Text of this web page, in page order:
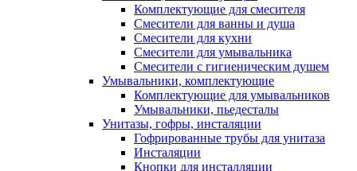
Комплектующие для смесителя
Смесители для ванны и душа
Смесители для кухни
Смесители для умывальника
Смесители с гигиеническим душем
Умывальники, комплектующие
Комплектующие для умывальников
Умывальники, пьедесталы
Унитазы, гофры, инсталяции
Гофрированные трубы для унитаза
Инсталяции
Кнопки для инсталляции